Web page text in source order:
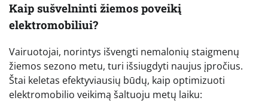
Kaip sušvelninti žiemos poveikį
elektromobiliui?
Vairuotojai, norintys išvengti nemalonių staigmenų
žiemos sezono metu, turi išsiugdyti naujus įpročius.
Štai keletas efektyviausių būdų, kaip optimizuoti
elektromobilio veikimą šaltuoju metų laiku: